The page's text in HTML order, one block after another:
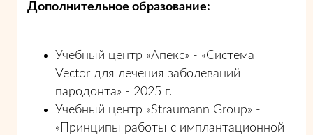
Дополнительное образование:
Учебный центр «Апекс» - «Система
Vector для лечения заболеваний
пародонта» - 2025 г.
Учебный центр «Straumann Group» -
«Принципы работы с имплантационной